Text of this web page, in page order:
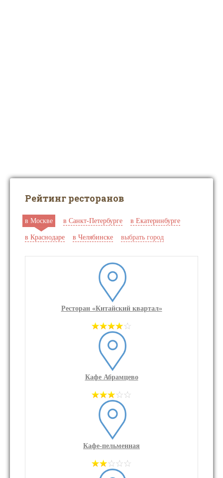
Рейтинг ресторанов
в Москве в Санкт-Петербурге в Екатеринбурге
в Краснодаре в Челябинске выбрать город
Ресторан «Китайский квартал»
Кафе Абрамцево
Кафе-пельменная